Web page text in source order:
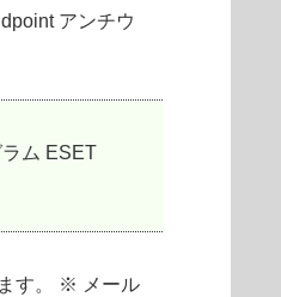
アンチウ
ム ESET
す。 ※ メール